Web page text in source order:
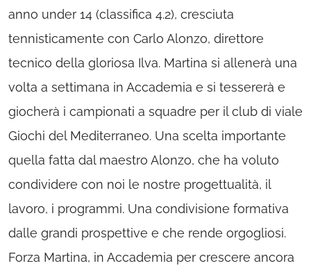
anno under 14 (classifica 4.2), cresciuta
tennisticamente con Carlo Alonzo, direttore
tecnico della gloriosa Ilva. Martina si allenerà una
volta a settimana in Accademia e si tessererà e
giocherà i campionati a squadre per il club di viale
Giochi del Mediterraneo. Una scelta importante
quella fatta dal maestro Alonzo, che ha voluto
condividere con noi le nostre progettualità, il
lavoro, i programmi. Una condivisione formativa
dalle grandi prospettive e che rende orgogliosi.
Forza Martina, in Accademia per crescere ancora